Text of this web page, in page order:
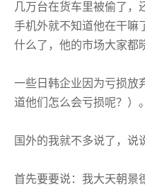
几万台在货车里被偷了，
手机外就不知道他在干嘛
什么了，他的市场大家都
一些日韩企业因为亏损放
道他们怎么会亏损呢？）。
国外的我就不多说了，说
首先要要说：我大天朝景